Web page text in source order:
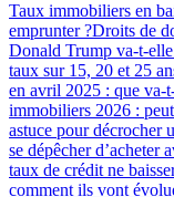
Taux immobiliers en
emprunter ?Droits de
Donald Trump va-t-
taux sur 15, 20 et 25
en avril 2025 : que va-
immobiliers 2026 :
astuce pour décrocher
se dépêcher d’acheter
taux de crédit ne
comment ils vont